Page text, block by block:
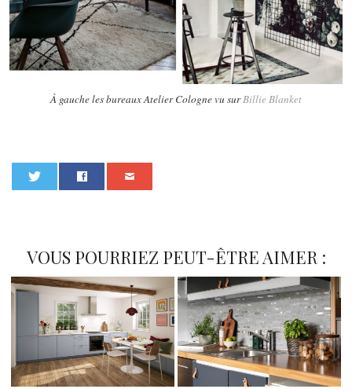
À gauche les bureaux Atelier Cologne vu surBillie Blanket
VOUS POURRIEZ PEUT-ÊTRE AIMER :